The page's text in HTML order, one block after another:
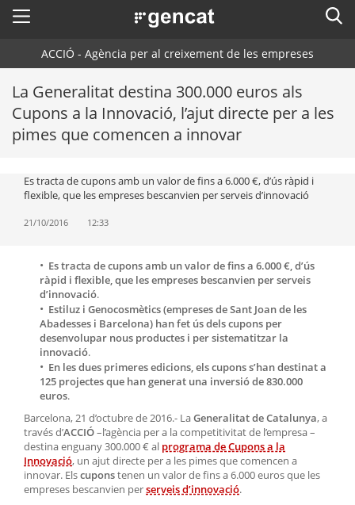
. Obre en una nova finestra.
Menú
Cercador
Serveis d'internacionalització Serveis d'innovació
ACCIÓ - Agència per al creixement de les empreses
ACCIÓ - Agència per al creixement de les empreses
Inici
Ajuts i serveis
Sectors
Activitats
ACCIÓ
Contacte . Obre en una nova finestra.
ca
La Generalitat destina 300.000 euros als
Cupons a la Innovació, l’ajut directe per a les
pimes que comencen a innovar
Es tracta de cupons amb un valor de fins a 6.000 €, d’ús ràpid i
flexible, que les empreses bescanvien per serveis d’innovació
21/10/2016 12:33
Es tracta de cupons amb un valor de fins a 6.000 €, d’ús
ràpid i flexible, que les empreses bescanvien per serveis
d’innovació.
Estiluz i Genocosmètics (empreses de Sant Joan de les
Abadesses i Barcelona) han fet ús dels cupons per
desenvolupar nous productes i per sistematitzar la
innovació.
En les dues primeres edicions, els cupons s’han destinat a
125 projectes que han generat una inversió de 830.000
euros.
Barcelona, 21 d’octubre de 2016.- LaGeneralitat de Catalunya, a
través d’ACCIÓ–l’agència per a la competitivitat de l’empresa –
destina enguany 300.000 € al programa de Cupons a la
Innovació, un ajut directe per a les pimes que comencen a
innovar. Elscuponstenen un valor de fins a 6.000 euros que les
empreses bescanvien perserveis d’innovació.